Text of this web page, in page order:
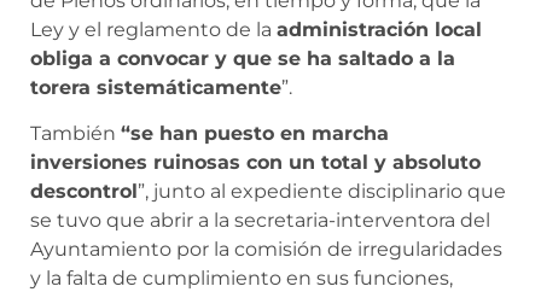
Ley y el reglamento de la administración local
obliga a convocar y que se ha saltado a la
torera sistemáticamente”.
También “se han puesto en marcha
inversiones ruinosas con un total y absoluto
descontrol ”, junto al expediente disciplinario que
se tuvo que abrir a la secretaria-interventora del
Ayuntamiento por la comisión de irregularidades
y la falta de cumplimiento en sus funciones,